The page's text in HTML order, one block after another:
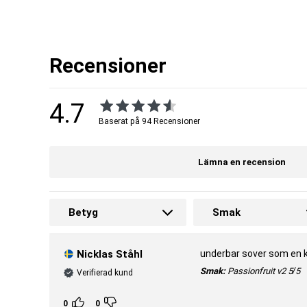
träningsresultat. Återhämtningen är helt enkelt nyckeln för att
återhämtningen sker. Därför har vi utvecklat Viking Power Ymir – ett
Sleep & Anti-Stress Complex
Stress och för lite, dålig sömn är faktorer som kan försämra
effekten under natten är det därför fundamentalt att kunna varva
hög dos av aminosyrorna glycin, GABA och tryptofan kombinerat
byggstenar (aminosyror) finns tillgängliga i kroppen. Viking Power
Joint & Flex Aid
För att du ska klara av att prestera på topp dag efter dag,
protein i kroppen och som är viktigt för att upprätthålla strukturen i
Recensioner
4.7 Baserat på 94 Recensioner
Lämna en recension
Betyg Smak
Nicklas Ståhl
Verifierad kund
0 0
underbar sover som en
Smak: Passionfruit v2 5/5